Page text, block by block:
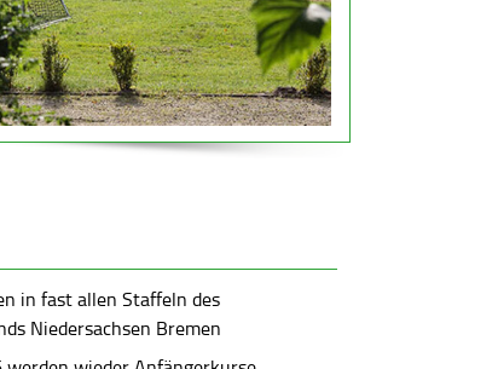
in fast allen Staffeln des
Niedersachsen Bremen